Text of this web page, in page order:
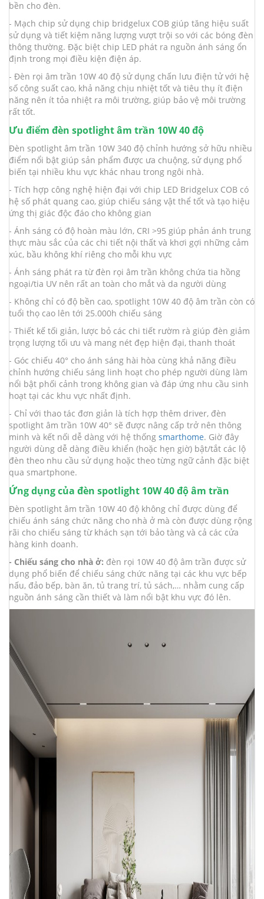
bền cho đèn.
- Mạch chip sử dụng chip bridgelux COB giúp tăng hiệu suất
sử dụng và tiết kiệm năng lượng vượt trội so với các bóng đèn
thông thường. Đặc biệt chip LED phát ra nguồn ánh sáng ổn
định trong mọi điều kiện điện áp.
- Đèn rọi âm trần 10W 40 độ sử dụng chấn lưu điện tử với hệ
số công suất cao, khả năng chịu nhiệt tốt và tiêu thụ ít điện
năng nên ít tỏa nhiệt ra môi trường, giúp bảo vệ môi trường
rất tốt.
Ưu điểm đèn spotlight âm trần 10W 40 độ
Đèn spotlight âm trần 10W 340 độ chỉnh hướng sở hữu nhiều
điểm nổi bật giúp sản phẩm được ưa chuộng, sử dụng phổ
biến tại nhiều khu vực khác nhau trong ngôi nhà.
- Tích hợp công nghệ hiện đại với chip LED Bridgelux COB có
hệ số phát quang cao, giúp chiếu sáng vật thể tốt và tạo hiệu
ứng thị giác độc đáo cho không gian
- Ánh sáng có độ hoàn màu lớn, CRI >95 giúp phản ánh trung
thực màu sắc của các chi tiết nội thất và khơi gợi những cảm
xúc, bầu không khí riêng cho mỗi khu vực
- Ánh sáng phát ra từ đèn rọi âm trần không chứa tia hồng
ngoại/tia UV nên rất an toàn cho mắt và da người dùng
- Không chỉ có độ bền cao, spotlight 10W 40 độ âm trần còn có
tuổi thọ cao lên tới 25.000h chiếu sáng
- Thiết kế tối giản, lược bỏ các chi tiết rườm rà giúp đèn giảm
trọng lượng tối ưu và mang nét đẹp hiện đại, thanh thoát
- Góc chiếu 40° cho ánh sáng hài hòa cùng khả năng điều
chỉnh hướng chiếu sáng linh hoạt cho phép người dùng làm
nổi bật phối cảnh trong không gian và đáp ứng nhu cầu sinh
hoạt tại các khu vực nhất định.
- Chỉ với thao tác đơn giản là tích hợp thêm driver, đèn
spotlight âm trần 10W 40° sẽ được nâng cấp trở nên thông
minh và kết nối dễ dàng với hệ thống smarthome. Giờ đây
người dùng dễ dàng điều khiển (hoặc hẹn giờ) bật/tắt các lộ
đèn theo nhu cầu sử dụng hoặc theo từng ngữ cảnh đặc biệt
qua smartphone.
Ứng dụng của đèn spotlight 10W 40 độ âm trần
Đèn spotlight âm trần 10W 40 độ không chỉ được dùng để
chiếu ánh sáng chức năng cho nhà ở mà còn được dùng rộng
rãi cho chiếu sáng từ khách sạn tới bảo tàng và cả các cửa
hàng kinh doanh.
- Chiếu sáng cho nhà ở: đèn rọi 10W 40 độ âm trần được sử
dụng phổ biến để chiếu sáng chức năng tại các khu vực bếp
nấu, đảo bếp, bàn ăn, tủ trang trí, tủ sách,… nhằm cung cấp
nguồn ánh sáng cần thiết và làm nổi bật khu vực đó lên.